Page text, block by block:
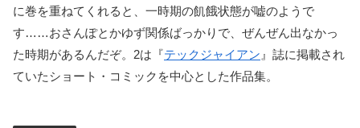
に巻を重ねてくれると、一時期の飢餓状態が嘘のようで
す……おさんぽとかゆず関係ばっかりで、ぜんぜん出なかっ
た時期があるんだぞ。2は『テックジャイアン 』誌に掲載され
ていたショート・コミックを中心とした作品集。